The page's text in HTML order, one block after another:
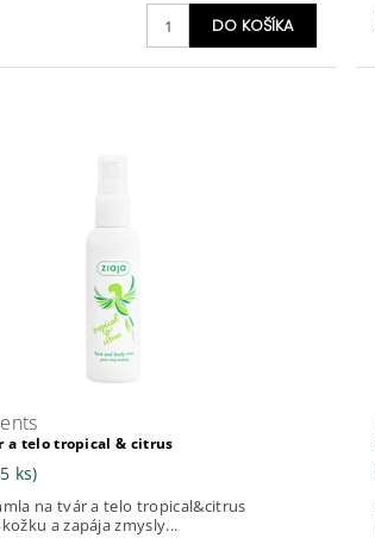
a telo tropical & citrus
ks)
na tvár a telo tropical&citrus
a zapája zmysly...